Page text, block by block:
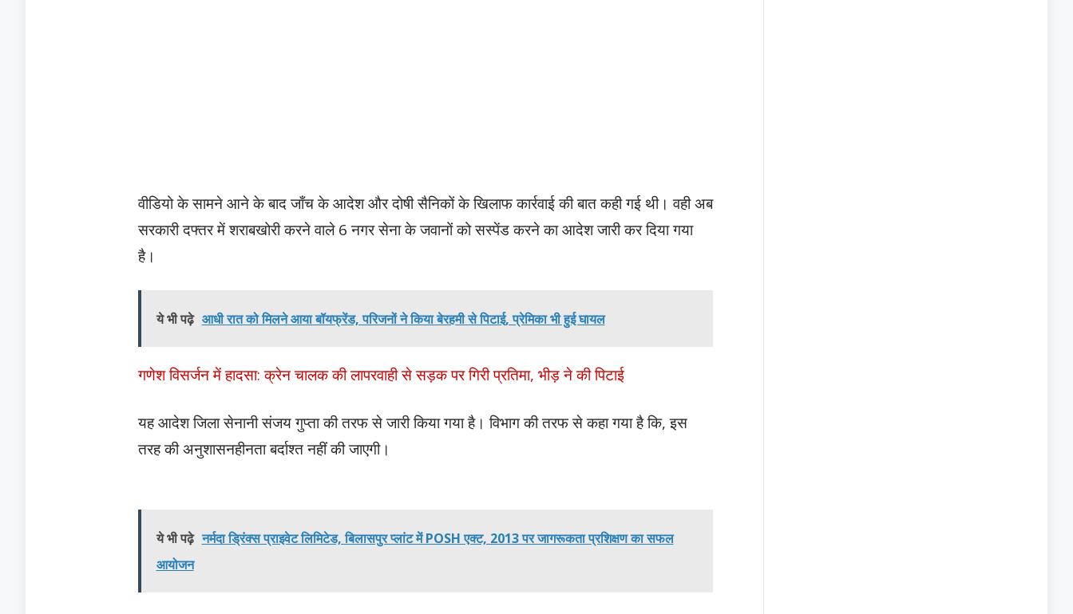
वीडियो के सामने आने के बाद जाँच के आदेश और दोषी सैनिकों के खिलाफ कार्रवाई की बात कही गई थी। वही अब
सरकारी दफ्तर में शराबखोरी करने वाले 6 नगर सेना के जवानों को सस्पेंड करने का आदेश जारी कर दिया गया
है।
ये भी पढ़े आधी रात को मिलने आया बॉयफ्रेंड, परिजनों ने किया बेरहमी से पिटाई, प्रेमिका भी हुई घायल
गणेश विसर्जन में हादसा: क्रेन चालक की लापरवाही से सड़क पर गिरी प्रतिमा, भीड़ ने की पिटाई
यह आदेश जिला सेनानी संजय गुप्ता की तरफ से जारी किया गया है। विभाग की तरफ से कहा गया है कि, इस
तरह की अनुशासनहीनता बर्दाश्त नहीं की जाएगी।
ये भी पढ़े नर्मदा ड्रिंक्स प्राइवेट लिमिटेड, बिलासपुर प्लांट में POSH एक्ट, 2013 पर जागरूकता प्रशिक्षण का सफल
आयोजन